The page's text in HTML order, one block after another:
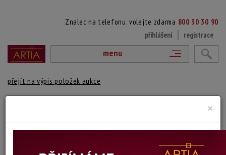
Znalec na telefonu, volejte zdarma 800 30 30 90
přihlášení
registrace
menu
přejít na výpis položek aukce
Autor:Leonid Ochrymčuk
×